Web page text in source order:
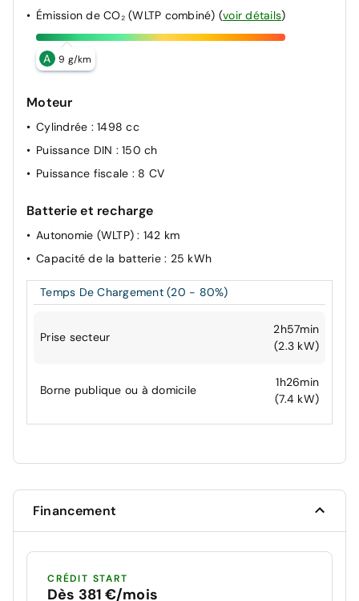
Émission de CO₂ (WLTP combiné) (voir détails)
A 9 g/km
Moteur
Cylindrée : 1498 cc
Puissance DIN : 150 ch
Puissance fiscale : 8 CV
Batterie et recharge
Autonomie (WLTP): 142 km
Capacité de la batterie : 25 kWh
Temps De Chargement (20 - 80%)
Prise secteur
2h57min
(2.3 kW)
Borne publique ou à domicile
1h26min
(7.4 kW)
Financement
CRÉDIT START
Dès 381 €/mois